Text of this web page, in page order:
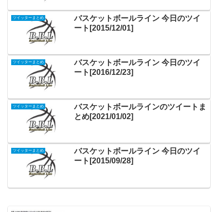
ツイッターまとめ
バスケットボールライン 今日のツイ
ート[2015/12/01]
ツイッターまとめ
バスケットボールライン 今日のツイ
ート[2016/12/23]
ツイッターまとめ
バスケットボールラインのツイートま
とめ[2021/01/02]
ツイッターまとめ
バスケットボールライン 今日のツイ
ート[2015/09/28]